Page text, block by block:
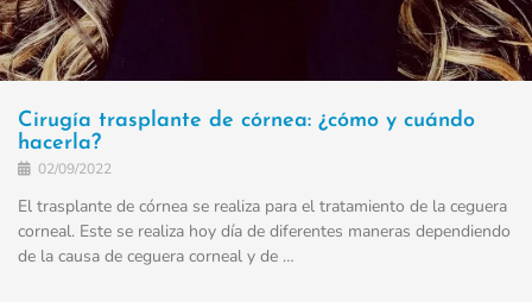
Cirugía trasplante de córnea: ¿cómo y cuándo
hacerla?
02/09/2022
El trasplante de córnea se realiza para el tratamiento de la ceguera
corneal. Este se realiza hoy día de diferentes maneras dependiendo
de la causa de ceguera corneal y de …